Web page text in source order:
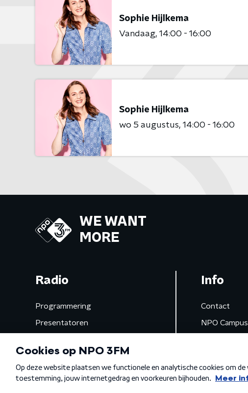
Sophie Hijlkema
Vandaag 14:00 - 16:00
Sophie Hijlkema
wo 5 augustus 14:00 - 16:00
WE WANT
MORE
Radio
Programmering
Presentatoren
Gemist
Info
Contact
NPO Campus
Algemene voorwaarden Privacybeleid